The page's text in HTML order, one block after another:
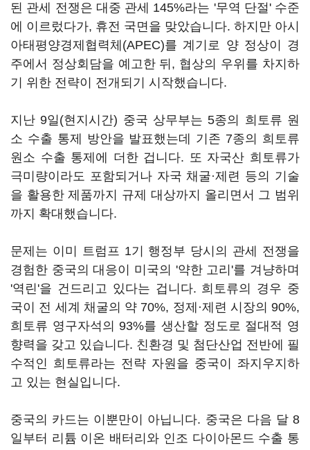
된 관세 전쟁은 대중 관세 145%라는 '무역 단절' 수준
에 이르렀다가, 휴전 국면을 맞았습니다. 하지만 아시
아태평양경제협력체(APEC)를 계기로 양 정상이 경
주에서 정상회담을 예고한 뒤, 협상의 우위를 차지하
기 위한 전략이 전개되기 시작했습니다.
지난 9일(현지시간) 중국 상무부는 5종의 희토류 원
소 수출 통제 방안을 발표했는데 기존 7종의 희토류
원소 수출 통제에 더한 겁니다. 또 자국산 희토류가
극미량이라도 포함되거나 자국 채굴·제련 등의 기술
을 활용한 제품까지 규제 대상까지 올리면서 그 범위
까지 확대했습니다.
문제는 이미 트럼프 1기 행정부 당시의 관세 전쟁을
경험한 중국의 대응이 미국의 '약한 고리'를 겨냥하며
'역린'을 건드리고 있다는 겁니다. 희토류의 경우 중
국이 전 세계 채굴의 약 70%, 정제·제련 시장의 90%,
희토류 영구자석의 93%를 생산할 정도로 절대적 영
향력을 갖고 있습니다. 친환경 및 첨단산업 전반에 필
수적인 희토류라는 전략 자원을 중국이 좌지우지하
고 있는 현실입니다.
중국의 카드는 이뿐만이 아닙니다. 중국은 다음 달 8
일부터 리튬 이온 배터리와 인조 다이아몬드 수출 통